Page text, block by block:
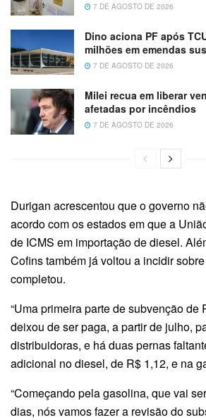
7 DE AGOSTO DE 2026
Dino aciona PF após
milhões em emendas
7 DE AGOSTO DE 2026
Milei recua em liberar
afetadas por incêndios
7 DE AGOSTO DE 2026
Durigan acrescentou que o governo
acordo com os estados em que a
de ICMS em importação de diesel.
Cofins também já voltou a incidir
completou.
“Uma primeira parte de subvenção de
deixou de ser paga, a partir de julho,
distribuidoras, e há duas pernas
adicional no diesel, de R$ 1,12, e na
“Começando pela gasolina, que vai
dias, nós vamos fazer a revisão do